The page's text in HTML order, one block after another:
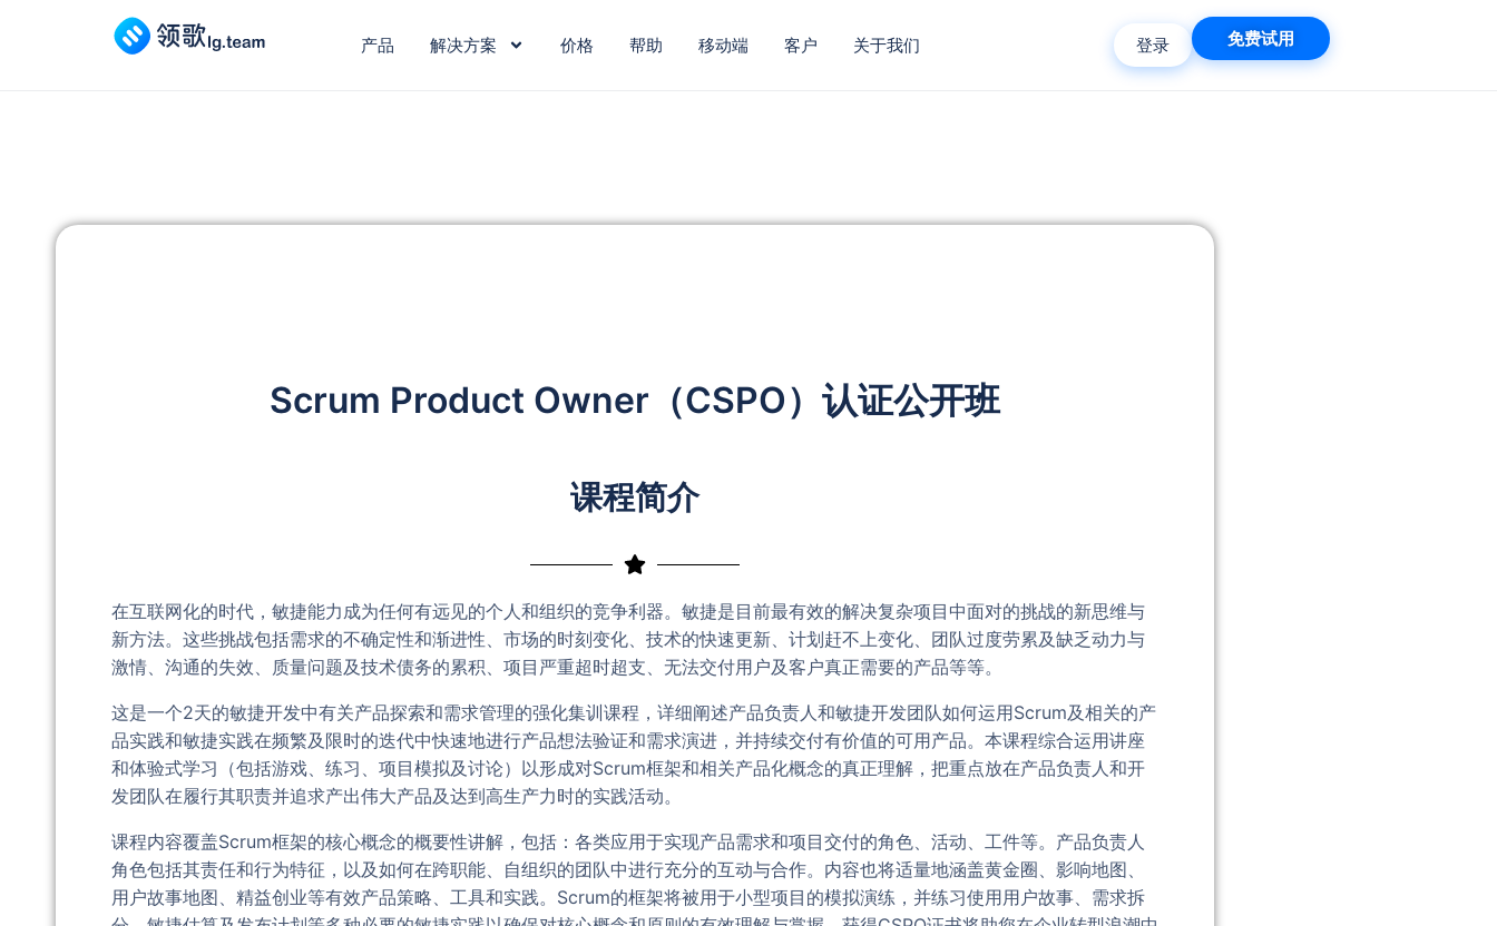
产品 解决方案 价格 帮助 移动端 客户 关于我们 登录 免费试用
Scrum Product Owner（CSPO）认证公开班
课程简介
在互联网化的时代，敏捷能力成为任何有远见的个人和组织的竞争利器。敏捷是目前最有效的解决复杂项目中面对的挑战的新思维与
新方法。这些挑战包括需求的不确定性和渐进性、市场的时刻变化、技术的快速更新、计划赶不上变化、团队过度劳累及缺乏动力与
激情、沟通的失效、质量问题及技术债务的累积、项目严重超时超支、无法交付用户及客户真正需要的产品等等。
这是一个2天的敏捷开发中有关产品探索和需求管理的强化集训课程，详细阐述产品负责人和敏捷开发团队如何运用Scrum及相关的产
品实践和敏捷实践在频繁及限时的迭代中快速地进行产品想法验证和需求演进，并持续交付有价值的可用产品。本课程综合运用讲座
和体验式学习（包括游戏、练习、项目模拟及讨论）以形成对Scrum框架和相关产品化概念的真正理解，把重点放在产品负责人和开
发团队在履行其职责并追求产出伟大产品及达到高生产力时的实践活动。
课程内容覆盖Scrum框架的核心概念的概要性讲解，包括：各类应用于实现产品需求和项目交付的角色、活动、工件等。产品负责人
角色包括其责任和行为特征，以及如何在跨职能、自组织的团队中进行充分的互动与合作。内容也将适量地涵盖黄金圈、影响地图、
用户故事地图、精益创业等有效产品策略、工具和实践。Scrum的框架将被用于小型项目的模拟演练，并练习使用用户故事、需求拆